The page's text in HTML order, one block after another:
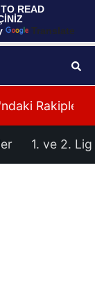
READ
Translate
Rakiplerimiz
1. ve 2. Lig